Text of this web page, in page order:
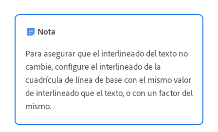
Nota
Para asegurar que el interlineado del texto no
cambie, configure el interlineado de la
cuadrícula de línea de base con el mismo valor
de interlineado que el texto, o con un factor del
mismo.